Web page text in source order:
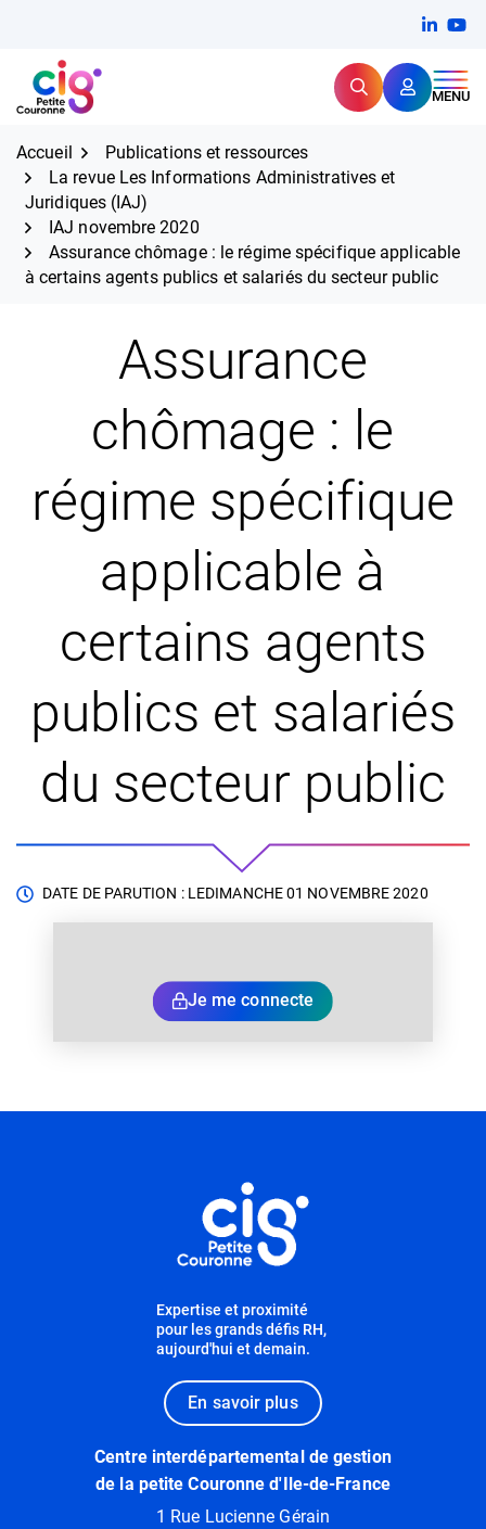
contenu
CIG Petite Couronne RechercherMENU
Expertise et proximité pour
Accueil
Publications et ressources
La revue Les Informations Administratives et
Juridiques (IAJ)
IAJ novembre 2020
Assurance chômage : le régime spécifique applicable
à certains agents publics et salariés du secteur public
Assurance
chômage : le
régime spécifique
applicable à
certains agents
publics et salariés
du secteur public
DATE DE PARUTION : LEDIMANCHE 01 NOVEMBRE 2020
Je me connecte
Expertise et proximité
pour les grands défis RH,
aujourd'hui et demain.
En savoir plus
Centre interdépartemental de gestion
de la petite Couronne d'Ile-de-France
1 Rue Lucienne Gérain